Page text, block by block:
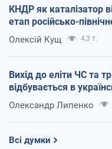
КНДР як каталізатор
етап російсько-
Олексій Кущ 4,3 т.
Вихід до еліти ЧС та
відбувається в
Олександр Липенко
Всі думки